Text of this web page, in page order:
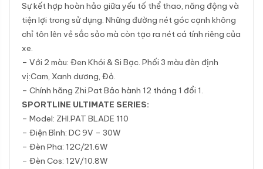
Sự kết hợp hoàn hảo giữa yếu tố thể thao, năng động và
tiện lợi trong sử dụng. Những đường nét góc cạnh không
chỉ tôn lên vẻ sắc sảo mà còn tạo ra nét cá tính riêng của
xe.
– Với 2 màu: Đen Khói & Si Bạc. Phối 3 màu đèn định
vị:Cam, Xanh dương, Đỏ.
– Chính hãng Zhi.Pat Bảo hành 12 tháng 1 đổi 1.
SPORTLINE ULTIMATE SERIES:
– Model: ZHI.PAT BLADE 110
– Điện Bình: DC 9V – 30W
– Đèn Pha: 12C/21.6W
– Đèn Cos: 12V/10.8W